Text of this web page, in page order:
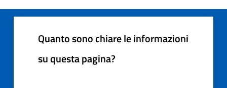
Quanto sono chiare le informazioni
su questa pagina?